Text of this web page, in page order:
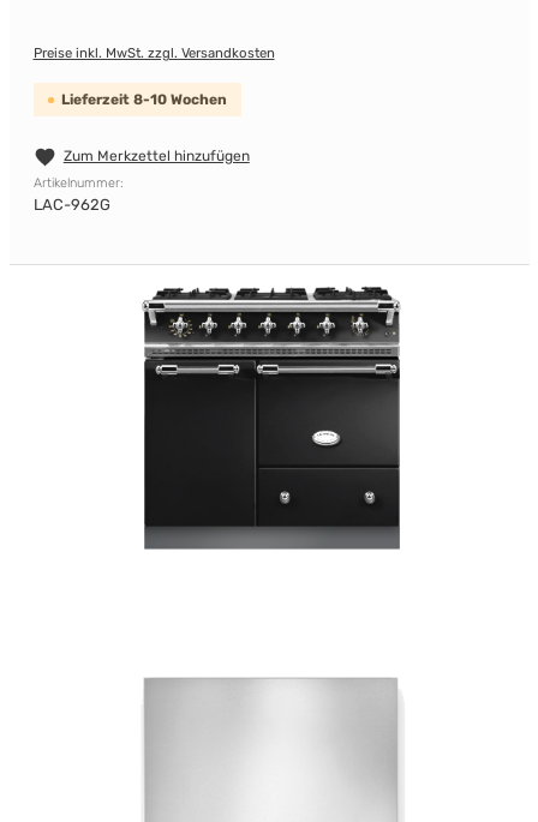
Preise inkl. MwSt. zzgl. Versandkosten
Lieferzeit 8-10 Wochen
Zum Merkzettel hinzufügen
Artikelnummer:
LAC-962G